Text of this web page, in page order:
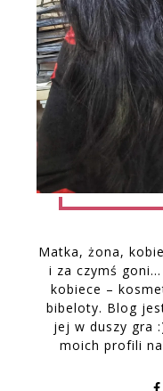
Matka, żona,
i za czymś
kobiece –
bibeloty. Blog
jej w duszy gra
moich profili